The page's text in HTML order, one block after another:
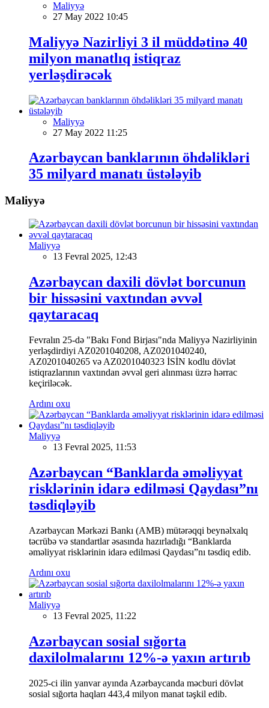
Maliyyə
27 May 2022 10:45
Maliyyə Nazirliyi 3 il müddətinə 40
milyon manatlıq istiqraz
yerləşdirəcək
Maliyyə
27 May 2022 11:25
Azərbaycan banklarının öhdəlikləri
35 milyard manatı üstələyib
Maliyyə
Maliyyə
13 Fevral 2025, 12:43
Azərbaycan daxili dövlət borcunun
bir hissəsini vaxtından əvvəl
qaytaracaq
Fevralın 25-də "Bakı Fond Birjası"nda Maliyyə Nazirliyinin
yerləşdirdiyi AZ0201040208, AZ0201040240,
AZ0201040265 və AZ0201040323 İSİN kodlu dövlət
istiqrazlarının vaxtından əvvəl geri alınması üzrə hərrac
keçiriləcək.
Ardını oxu
Maliyyə
13 Fevral 2025, 11:53
Azərbaycan “Banklarda əməliyyat
risklərinin idarə edilməsi Qaydası”nı
təsdiqləyib
Azərbaycan Mərkəzi Bankı (AMB) mütərəqqi beynəlxalq
təcrübə və standartlar əsasında hazırladığı “Banklarda
əməliyyat risklərinin idarə edilməsi Qaydası”nı təsdiq edib.
Ardını oxu
Maliyyə
13 Fevral 2025, 11:22
Azərbaycan sosial sığorta
daxilolmalarını 12%-ə yaxın artırıb
2025-ci ilin yanvar ayında Azərbaycanda məcburi dövlət
sosial sığorta haqları 443,4 milyon manat təşkil edib.